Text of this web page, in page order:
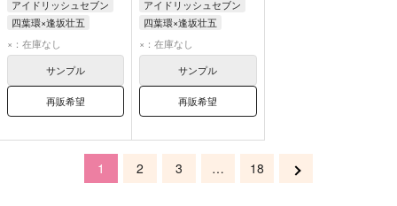
アイドリッシュセブン
四葉環×逢坂壮五
逢坂壮五
×：在庫なし
サンプル
再販希望
アイドリッシュセブン
四葉環×逢坂壮五
四葉環
逢坂壮五
×：在庫なし
サンプル
再販希望
1 2 3 … 18